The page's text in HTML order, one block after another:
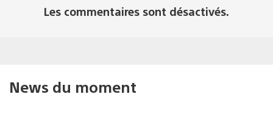
Les commentaires sont désactivés.
News du moment